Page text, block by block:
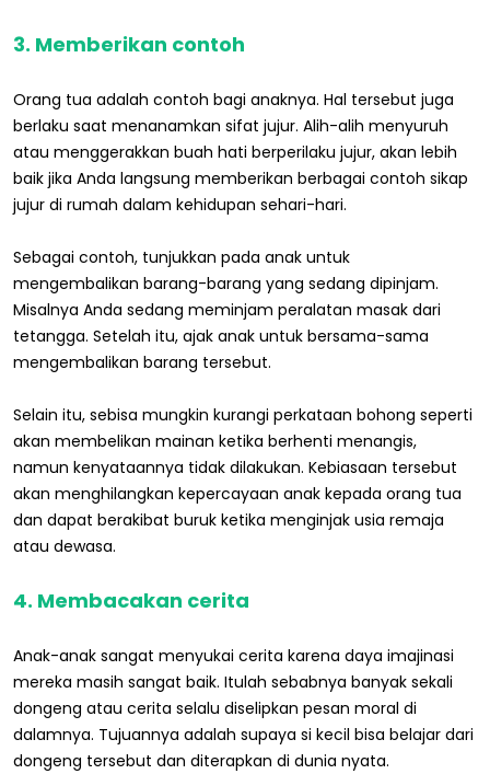
3. Memberikan contoh
Orang tua adalah contoh bagi anaknya. Hal tersebut juga
berlaku saat menanamkan sifat jujur. Alih-alih menyuruh
atau menggerakkan buah hati berperilaku jujur, akan lebih
baik jika Anda langsung memberikan berbagai contoh sikap
jujur di rumah dalam kehidupan sehari-hari.
Sebagai contoh, tunjukkan pada anak untuk
mengembalikan barang-barang yang sedang dipinjam.
Misalnya Anda sedang meminjam peralatan masak dari
tetangga. Setelah itu, ajak anak untuk bersama-sama
mengembalikan barang tersebut.
Selain itu, sebisa mungkin kurangi perkataan bohong seperti
akan membelikan mainan ketika berhenti menangis,
namun kenyataannya tidak dilakukan. Kebiasaan tersebut
akan menghilangkan kepercayaan anak kepada orang tua
dan dapat berakibat buruk ketika menginjak usia remaja
atau dewasa.
4. Membacakan cerita
Anak-anak sangat menyukai cerita karena daya imajinasi
mereka masih sangat baik. Itulah sebabnya banyak sekali
dongeng atau cerita selalu diselipkan pesan moral di
dalamnya. Tujuannya adalah supaya si kecil bisa belajar dari
dongeng tersebut dan diterapkan di dunia nyata.